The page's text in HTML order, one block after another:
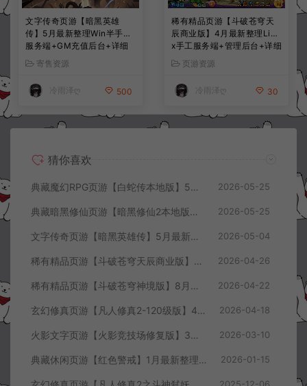
文字传奇页游【暗黑英雄
传】5月最新整理Win半手工
服务端+GM充值后台+详细
搭建教程
寄售资源
冷雨泽ღ 500
稀有精品页游【斗破苍穹天
辰商业版】4月最新整理Linu
x手工服务端+管理后台+详细
外网搭建教程
页游资源
冷雨泽ღ 30
猜你喜欢
典藏魔幻RPG页游【白蛇传本地版】5月最新整理Win一键服务端+PC客户端+GM工具+详细搭建教程 2026-05-25
典藏暗黑修仙页游【暗黑修仙2本地版】5月最新整理Win一键服务端+配套注册网页+GM工具+PC客户端+详细搭建教程 2026-05-25
文字传奇页游【暗黑英雄传】5月最新整理Win半手工服务端+GM充值后台+详细搭建教程 2026-05-04
稀有精品页游【斗破苍穹天辰商业版】4月最新整理Linux手工服务端+管理后台+详细外网搭建教程 2026-04-26
稀有精品页游【斗破苍穹神境版】8月最新整理Linux手工服务端+管理后台+详细外网搭建教程 2026-04-22
玄幻修真页游【凡人修真2-120级版】4月最新整理Win一键服务端+GM工具+详细搭建教程 2026-04-18
火影文字页游【火影竞技场修复版】3月最新整理Linux手工服务端+Win一键服务端+管理后台+详细搭建教程 2026-03-10
典藏休闲页游【红色警戒】1月最新整理Linux手工服务端+Win一键服务端+解压即玩+简易安卓客户端+详细搭建教程 2026-01-15